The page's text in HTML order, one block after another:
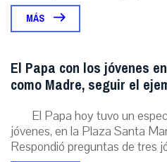
MÁS
El Papa con los jóvenes
como Madre, seguir el
El Papa hoy tuvo un
jóvenes, en la Plaza Santa
Respondió preguntas de tres